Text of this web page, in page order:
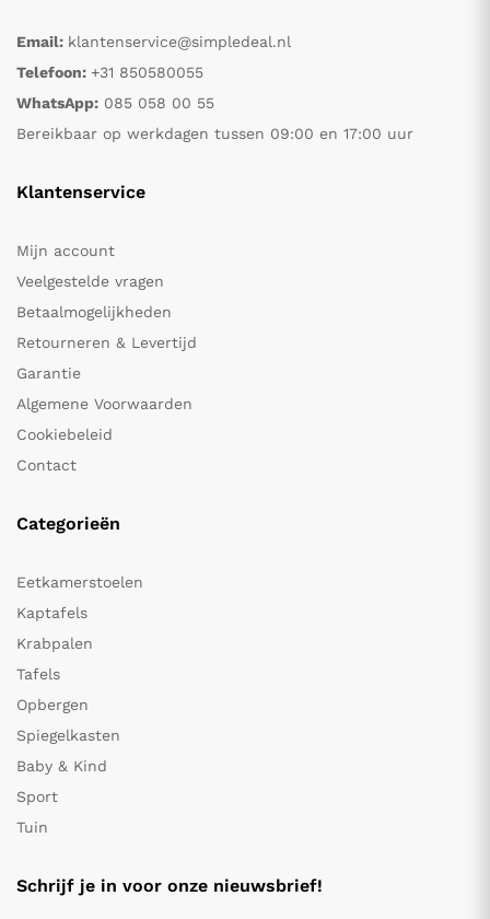
Email: klantenservice@simpledeal.nl
Telefoon: +31 850580055
WhatsApp: 085 058 00 55
Bereikbaar op werkdagen tussen 09:00 en 17:00 uur
Klantenservice
Mijn account
Veelgestelde vragen
Betaalmogelijkheden
Retourneren & Levertijd
Garantie
Algemene Voorwaarden
Cookiebeleid
Contact
Categorieën
Eetkamerstoelen
Kaptafels
Krabpalen
Tafels
Opbergen
Spiegelkasten
Baby & Kind
Sport
Tuin
Schrijf je in voor onze nieuwsbrief!